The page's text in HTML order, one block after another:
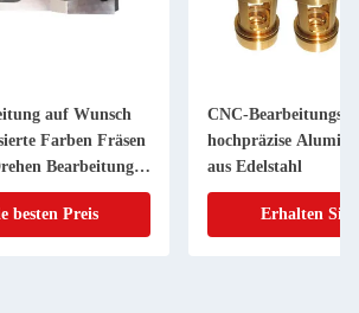
auf Wunsch
Farben Fräsen
Bearbeitung
besten Preis
CNC-
hochpräzise
aus Edelstahl
Erhalten Sie